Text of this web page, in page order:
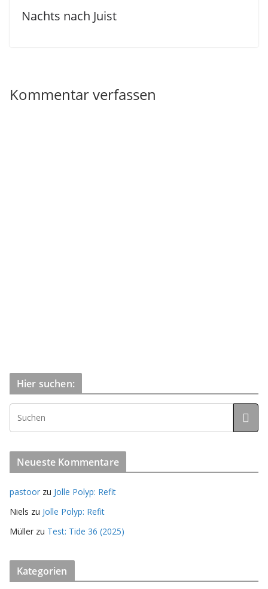
Nachts nach Juist
Kommentar verfassen
Hier suchen:
Neueste Kommentare
pastoor zu Jolle Polyp: Refit
Niels zu Jolle Polyp: Refit
Müller zu Test: Tide 36 (2025)
Kategorien